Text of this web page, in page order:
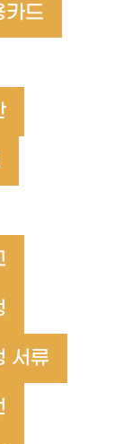
카드
서류